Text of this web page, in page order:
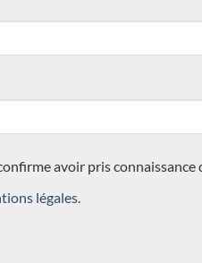
avoir pris connaissance
légales.